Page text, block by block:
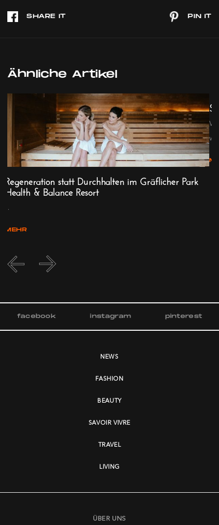
Ähnliche Artikel
Regeneration statt Durchhalten im Gräflicher Park
Health & Balance Resort
...
MEHR
w...
facebook instagram pinterest
NEWS
FASHION
BEAUTY
SAVOIR VIVRE
TRAVEL
LIVING
ÜBER UNS